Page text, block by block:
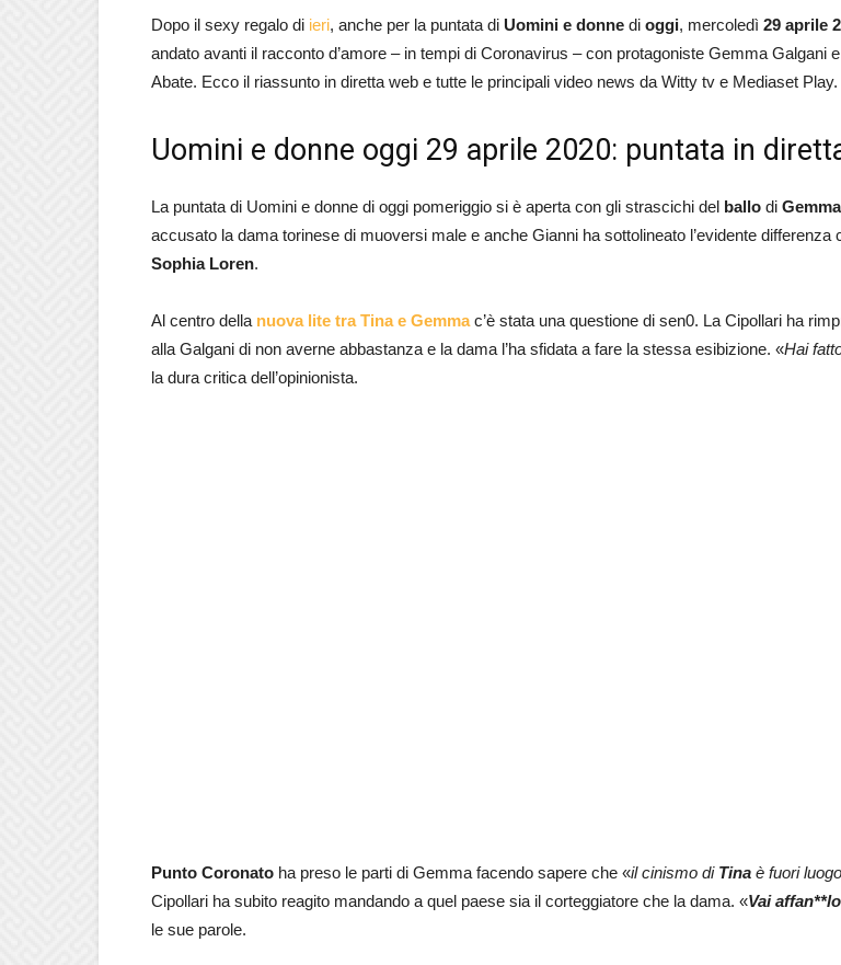
Dopo il sexy regalo di ieri, anche per la puntata di Uomini e donne di oggi, mercoledì 29 aprile
andato avanti il racconto d’amore – in tempi di Coronavirus – con protagoniste Gemma Galgani
Abate. Ecco il riassunto in diretta web e tutte le principali video news da Witty tv e Mediaset Play.
Uomini e donne oggi 29 aprile 2020: puntata in
La puntata di Uomini e donne di oggi pomeriggio si è aperta con gli strascichi del ballo di Gemma
accusato la dama torinese di muoversi male e anche Gianni ha sottolineato l’evidente differenza
Sophia Loren.
Al centro della nuova lite tra Tina e Gemmac’è stata una questione di sen0. La Cipollari ha
alla Galgani di non averne abbastanza e la dama l’ha sfidata a fare la stessa esibizione. «Hai
la dura critica dell’opinionista.
Punto Coronato ha preso le parti di Gemma facendo sapere che «il cinismo di Tina è fuori luogo
Cipollari ha subito reagito mandando a quel paese sia il corteggiatore che la dama. «Vai affan**lo
le sue parole.